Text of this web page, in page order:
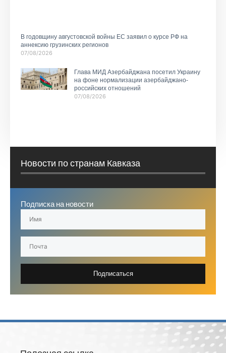
В годовщину августовской войны ЕС заявил о курсе РФ на
аннексию грузинских регионов
07/08/2026
Глава МИД Азербайджана посетил Украину
на фоне нормализации азербайджано-
российских отношений
07/08/2026
Новости по странам Кавказа
Подписка на новости
Подписаться